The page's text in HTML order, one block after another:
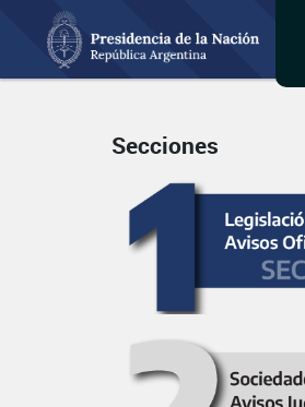
Secciones